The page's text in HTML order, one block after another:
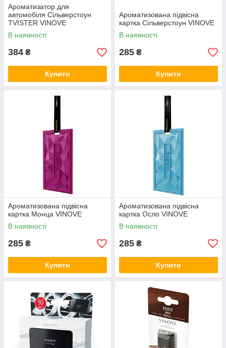
Ароматизатор для
автомобіля Сільверстоун
TVISTER VINOVE
В наявності
384 ₴
Купити
Ароматизована підвісна
картка Сільверстоун VINOVE
В наявності
285 ₴
Купити
Ароматизована підвісна
картка Монца VINOVE
В наявності
285 ₴
Купити
Ароматизована підвісна
картка Осло VINOVE
В наявності
285 ₴
Купити